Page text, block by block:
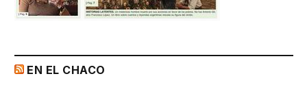
EN EL CHACO